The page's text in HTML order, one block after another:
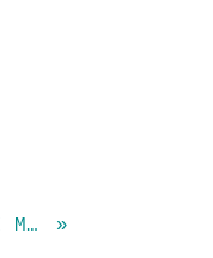
MINI MINI